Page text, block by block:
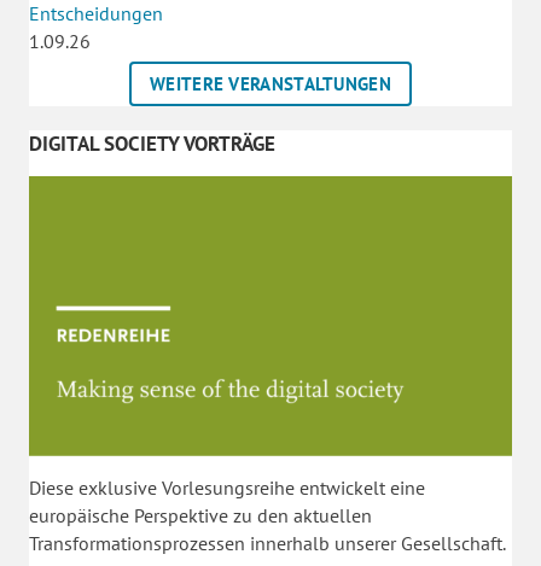
Entscheidungen
1.09.26
WEITERE VERANSTALTUNGEN
DIGITAL SOCIETY VORTRÄGE
Diese exklusive Vorlesungsreihe entwickelt eine
europäische Perspektive zu den aktuellen
Transformationsprozessen innerhalb unserer Gesellschaft.